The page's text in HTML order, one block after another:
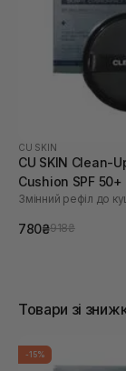
CU SKIN
CU SKIN Clean-
Cushion SPF 50+
21 тон
Змінний рефіл до
780₴918₴
Товари зі
-15%